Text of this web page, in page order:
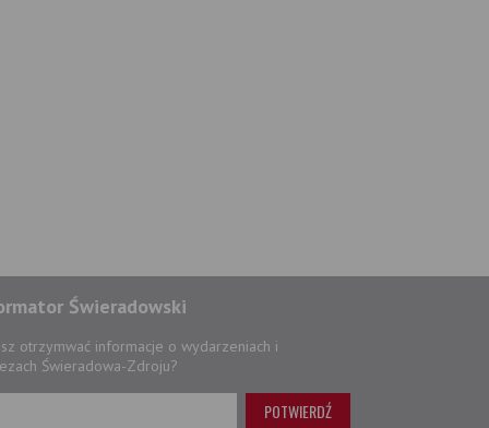
Świeradowski
otrzymwać informacje o wydarzeniach i
Świeradowa-Zdroju?